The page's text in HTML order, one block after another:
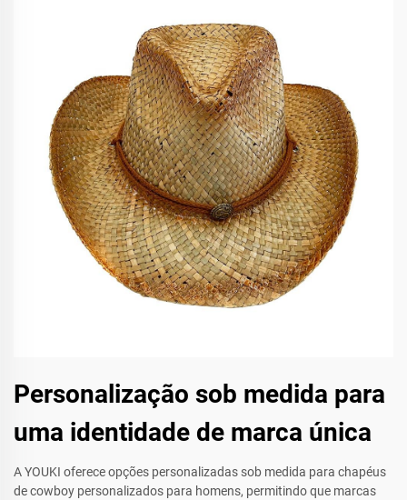
Personalização sob medida para
uma identidade de marca única
A YOUKI oferece opções personalizadas sob medida para chapéus
de cowboy personalizados para homens, permitindo que marcas